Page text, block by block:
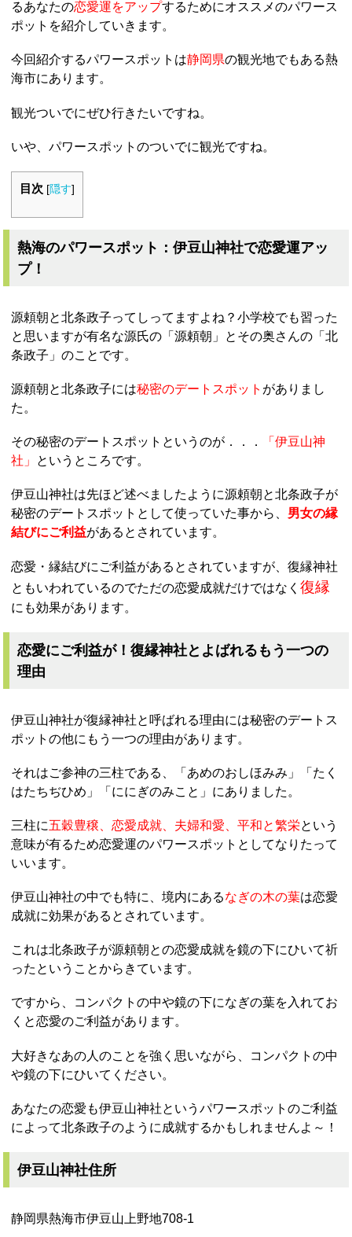
るあなたの恋愛運をアップするためにオススメのパワース
ポットを紹介していきます。
今回紹介するパワースポットは静岡県の観光地でもある熱
海市にあります。
観光ついでにぜひ行きたいですね。
いや、パワースポットのついでに観光ですね。
目次 [隠す]
熱海のパワースポット：伊豆山神社で恋愛運アッ
プ！
源頼朝と北条政子ってしってますよね？小学校でも習った
と思いますが有名な源氏の「源頼朝」とその奥さんの「北
条政子」のことです。
源頼朝と北条政子には秘密のデートスポット がありまし
た。
その秘密のデートスポットというのが．．．
「伊豆山神
社」 というところです。
伊豆山神社は先ほど述べましたように源頼朝と北条政子が
秘密のデートスポットとして使っていた事から、 男女の縁
結びにご利益があるとされています。
恋愛・縁結びにご利益があるとされていますが、復縁神社
ともいわれているのでただの恋愛成就だけではなく復縁
にも効果があります。
恋愛にご利益が！復縁神社とよばれるもう一つの
理由
伊豆山神社が復縁神社と呼ばれる理由には秘密のデートス
ポットの他にもう一つの理由があります。
それはご参神の三柱である、「あめのおしほみみ」「たく
はたちぢひめ」「ににぎのみこと」にありました。
三柱に五穀豊穣、恋愛成就、夫婦和愛、平和と繁栄という
意味が有るため恋愛運のパワースポットとしてなりたって
いいます。
伊豆山神社の中でも特に、境内にあるなぎの木の葉は恋愛
成就に効果があるとされています。
これは北条政子が源頼朝との恋愛成就を鏡の下にひいて祈
ったということからきています。
ですから、コンパクトの中や鏡の下になぎの葉を入れてお
くと恋愛のご利益があります。
大好きなあの人のことを強く思いながら、コンパクトの中
や鏡の下にひいてください。
あなたの恋愛も伊豆山神社というパワースポットのご利益
によって北条政子のように成就するかもしれませんよ～！
伊豆山神社住所
静岡県熱海市伊豆山上野地708-1